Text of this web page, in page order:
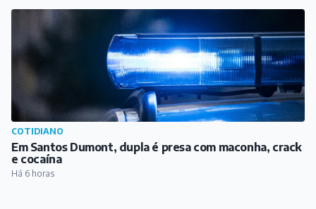
COTIDIANO
Em Santos Dumont, dupla é presa com maconha, crack
e cocaína
Há 6 horas